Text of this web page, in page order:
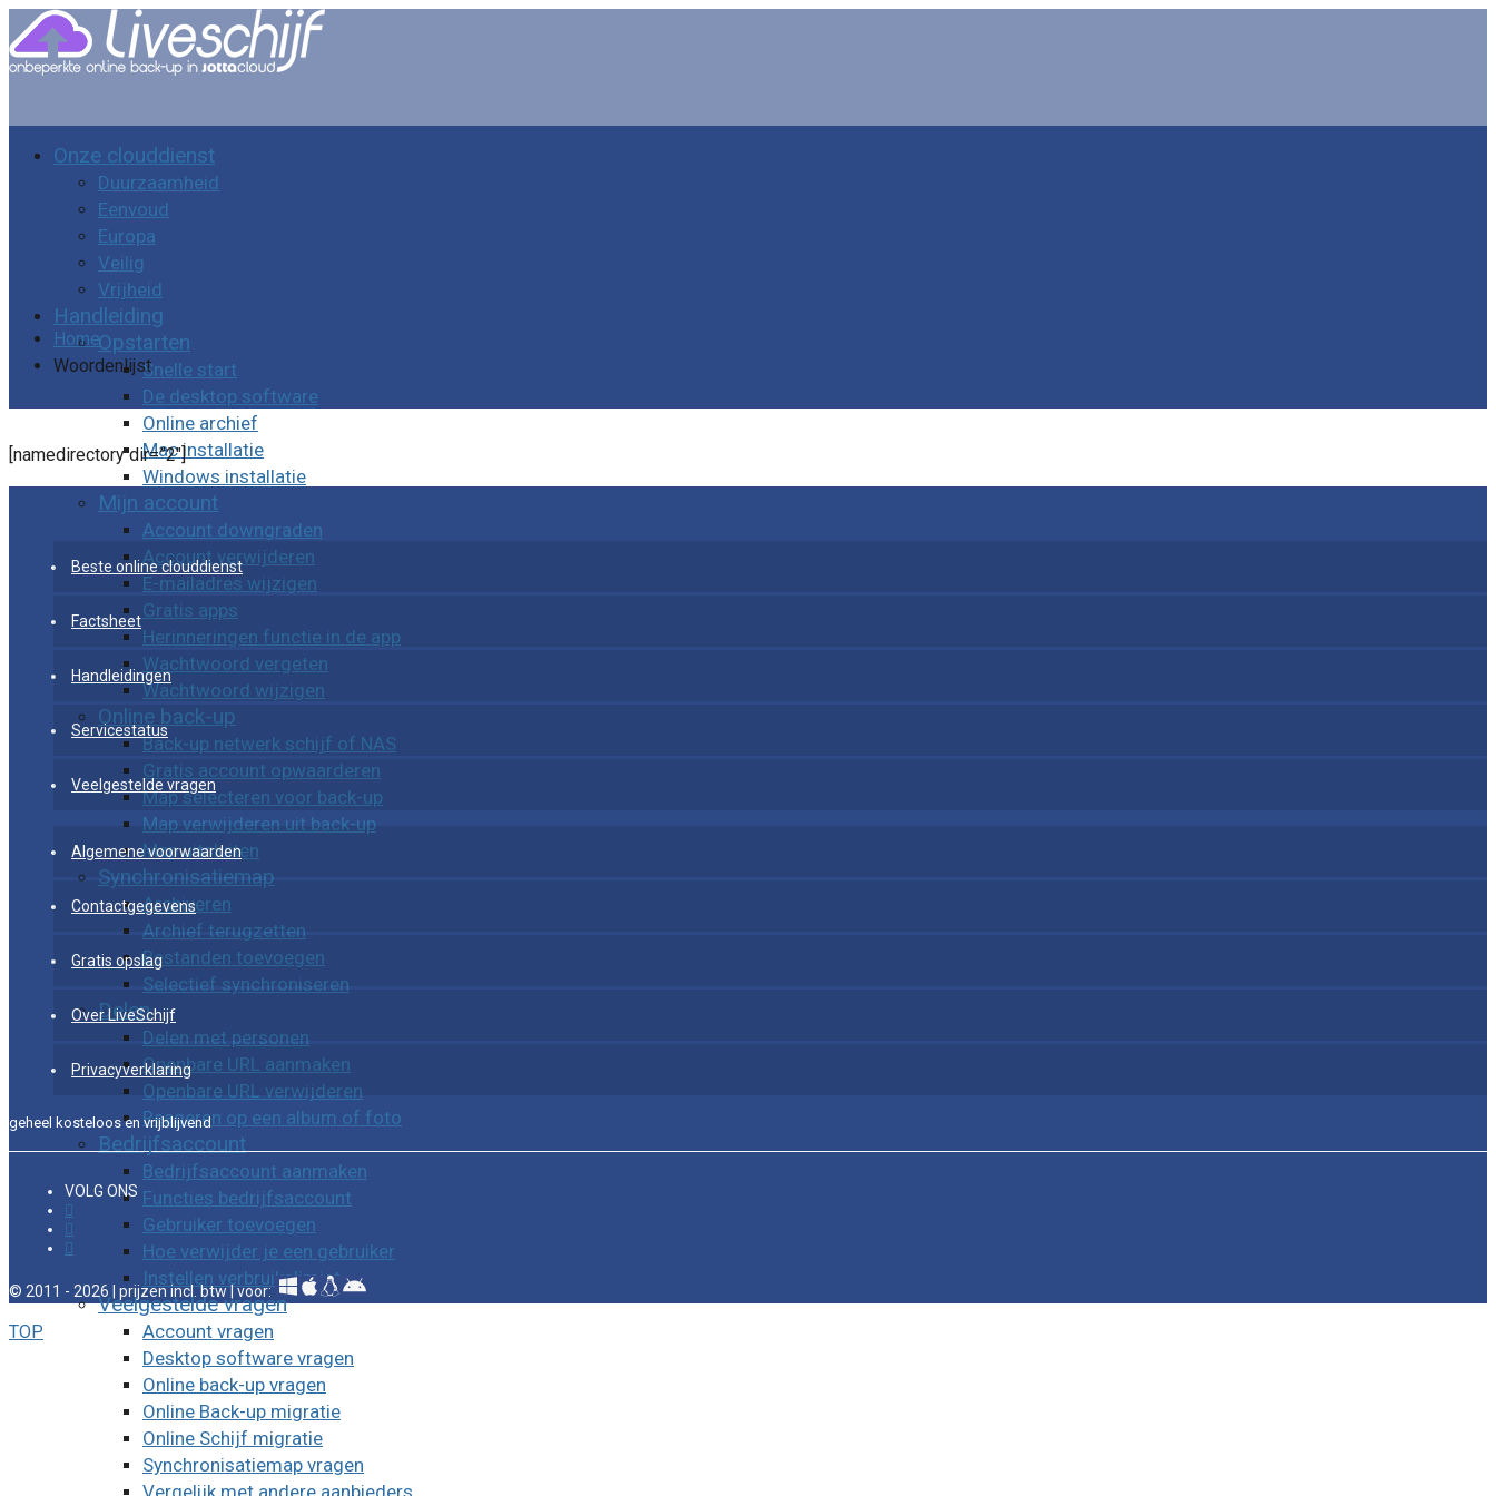
Onze clouddienst
Duurzaamheid
Eenvoud
Europa
Veilig
Vrijheid
Handleiding
Opstarten
Snelle start
De desktop software
Online archief
Mac installatie
Windows installatie
Mijn account
Account downgraden
Account verwijderen
E-mailadres wijzigen
Gratis apps
Herinneringen functie in de app
Wachtwoord vergeten
Wachtwoord wijzigen
Online back-up
Back-up netwerk schijf of NAS
Gratis account opwaarderen
Map selecteren voor back-up
Map verwijderen uit back-up
Map uitsluiten
Synchronisatiemap
Archiveren
Archief terugzetten
Bestanden toevoegen
Selectief synchroniseren
Delen
Delen met personen
Openbare URL aanmaken
Openbare URL verwijderen
Reageren op een album of foto
Bedrijfsaccount
Bedrijfsaccount aanmaken
Functies bedrijfsaccount
Gebruiker toevoegen
Hoe verwijder je een gebruiker
Instellen verbruikslimiet
Veelgestelde vragen
Account vragen
Desktop software vragen
Online back-up vragen
Online Back-up migratie
Online Schijf migratie
Synchronisatiemap vragen
Vergelijk met andere aanbieders
Home
Woordenlijst
[namedirectory dir=”2″]
Beste online clouddienst
Factsheet
Handleidingen
Servicestatus
Veelgestelde vragen
Algemene voorwaarden
Contactgegevens
Gratis opslag
Over LiveSchijf
Privacyverklaring
geheel kosteloos en vrijblijvend
VOLG ONS
© 2011 - 2026 | prijzen incl. btw | voor:
TOP